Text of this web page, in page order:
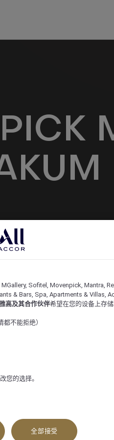
难忘之旅
尼罗河游船之一。这艘游船具
富多样的休闲设施，包括泳
Sofitel, Movenpick, Mantra,
& Bars, Spa, Apartments & Villas,
高及其合作伙伴希望在您的设备上存储
不能拒绝）
您的选择。
全部接受